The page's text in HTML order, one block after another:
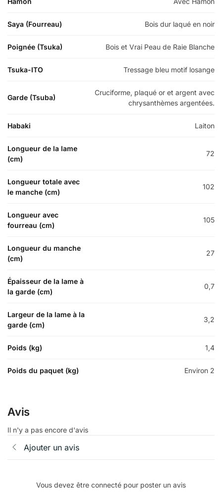
Saya (Fourreau) Bois dur laqué en noir
Poignée (Tsuka) Bois et Vrai Peau de Raie Blanche
Tsuka-ITO Tressage bleu motif losange
Garde (Tsuba)
Cruciforme, plaqué or et argent avec
chrysanthèmes argentées.
Habaki Laiton
Longueur de la lame
(cm)
72
Longueur totale avec
le manche (cm)
102
Longueur avec
fourreau (cm)
105
Longueur du manche
(cm)
27
Épaisseur de la lame à
la garde (cm)
0,7
Largeur de la lame à la
garde (cm)
3,2
Poids (kg) 1,4
Poids du paquet (kg) Environ 2
Avis
Il n'y a pas encore d'avis
Ajouter un avis
Vous devez être connecté pour poster un avis